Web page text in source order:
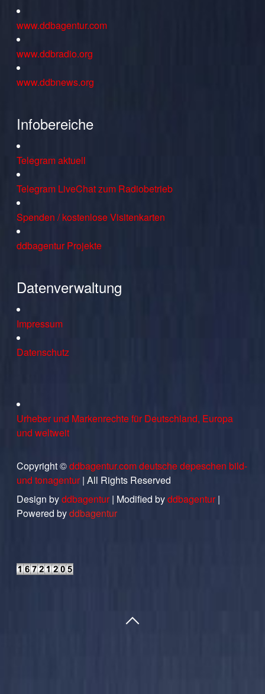
www.ddbagentur.com
www.ddbradio.org
www.ddbnews.org
Infobereiche
Telegram aktuell
Telegram LiveChat zum Radiobetrieb
Spenden / kostenlose Visitenkarten
ddbagentur Projekte
Datenverwaltung
Impressum
Datenschutz
Urheber und Markenrechte für Deutschland, Europa
und weltweit
Copyright ©ddbagentur.com deutsche depeschen bild-
und tonagentur| All Rights Reserved
Design byddbagentur| Modified byddbagentur|
Powered byddbagentur